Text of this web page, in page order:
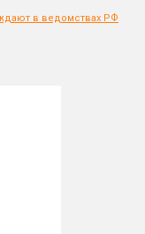
в ведомствах РФ